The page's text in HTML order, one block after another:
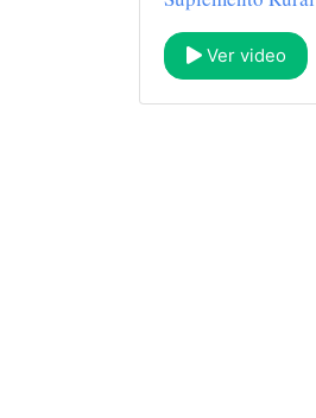
Ver video